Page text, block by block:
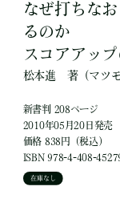
なぜ打ちな
るのか
スコアアッ
松本進 著（マツ
新書判 208ページ
2010年05月20日発売
価格 838円（税込）
ISBN 978-4-408-
在庫なし